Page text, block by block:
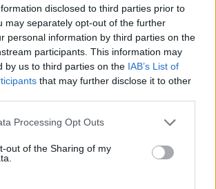
disclosed to third parties prior to
may separately opt-out of the further
personal information by third parties on the
participants. This information may
by us to third parties on the IAB’s List of
that may further disclose it to other
Processing Opt Outs
out of the Sharing of my
konfliktas: Tailandas
pradėjo keturių
Po JAV
vizų
žada
popiežius Leonas XIV
pirmtaką, popiežių